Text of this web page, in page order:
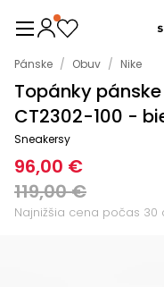
Pánske / Obuv / Nike
Topánky pánske
CT2302-100 -
Sneakersy
96,00 €
119,00 €
Najnižšia cena počas 30